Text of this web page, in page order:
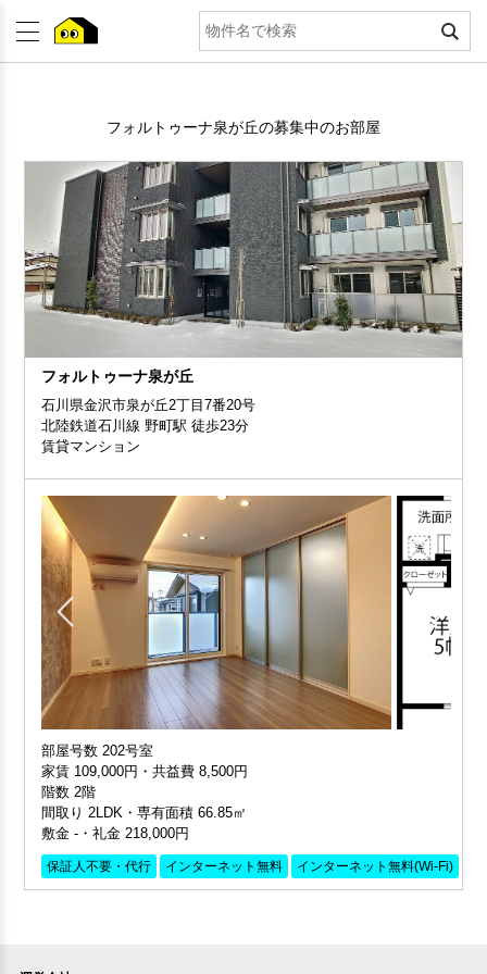
フォルトゥーナ泉が丘の募集中のお部屋
フォルトゥーナ泉が丘
石川県金沢市泉が丘2丁目7番20号
北陸鉄道石川線 野町駅 徒歩23分
賃貸マンション
部屋号数 202号室
家賃 109,000円・共益費 8,500円
階数 2階
間取り 2LDK・専有面積 66.85㎡
敷金 -・礼金 218,000円
保証人不要・代行 インターネット無料 インターネット無料(Wi-Fi)